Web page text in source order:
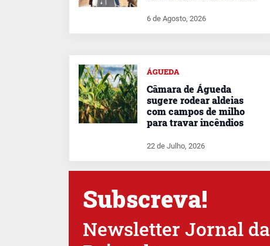
6 de Agosto, 2026
ÁGUEDA
Câmara de Águeda
sugere rodear aldeias
com campos de milho
para travar incêndios
22 de Julho, 2026
Subscreva!
Newsletter Jornal da